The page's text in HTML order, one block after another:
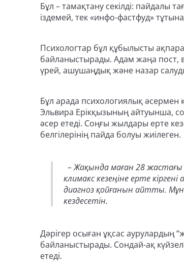
Бұл – тамақтану секілді: пайдалы
іздемей, тек «инфо-фастфуд»
Психологтар бұл құбылысты
байланыстырады. Адам жаңа пост,
үрей, ашушаңдық және назар
Бұл арада психологиялық әсермен
Эльвира Ерікқызының айтуынша,
әсер етеді. Соңғы жылдары ерте
белгілерінің пайда болуы жиілеген.
– Жақында маған 28 жастағы
климакс кезеңіне ерте
диагноз қойғанын айтты.
кездесетін.
Дәрігер осыған ұқсас аурулардың
байланыстырады. Сондай-ақ
етеді.